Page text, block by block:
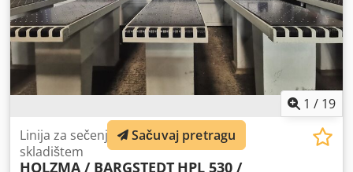
1 / 19
Linija za sečenje ploča sa površinskim
skladištem
HOLZMA / BARGSTEDT HPL 530 /
Sačuvaj pretragu